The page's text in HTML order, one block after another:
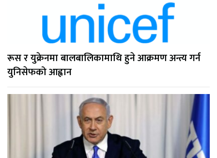
रूस र युक्रेनमा बालबालिकामाथि हुने आक्रमण अन्त्य गर्न
युनिसेफको आह्वान